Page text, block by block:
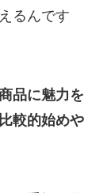
るんです
品に魅力を
較的始めや